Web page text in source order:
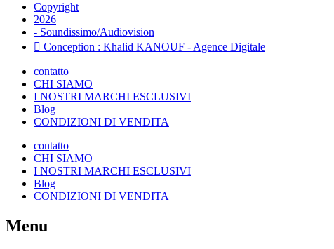
Copyright
2026
- Soundissimo/Audiovision
Conception : Khalid KANOUF - Agence Digitale
contatto
CHI SIAMO
I NOSTRI MARCHI ESCLUSIVI
Blog
CONDIZIONI DI VENDITA
contatto
CHI SIAMO
I NOSTRI MARCHI ESCLUSIVI
Blog
CONDIZIONI DI VENDITA
Menu